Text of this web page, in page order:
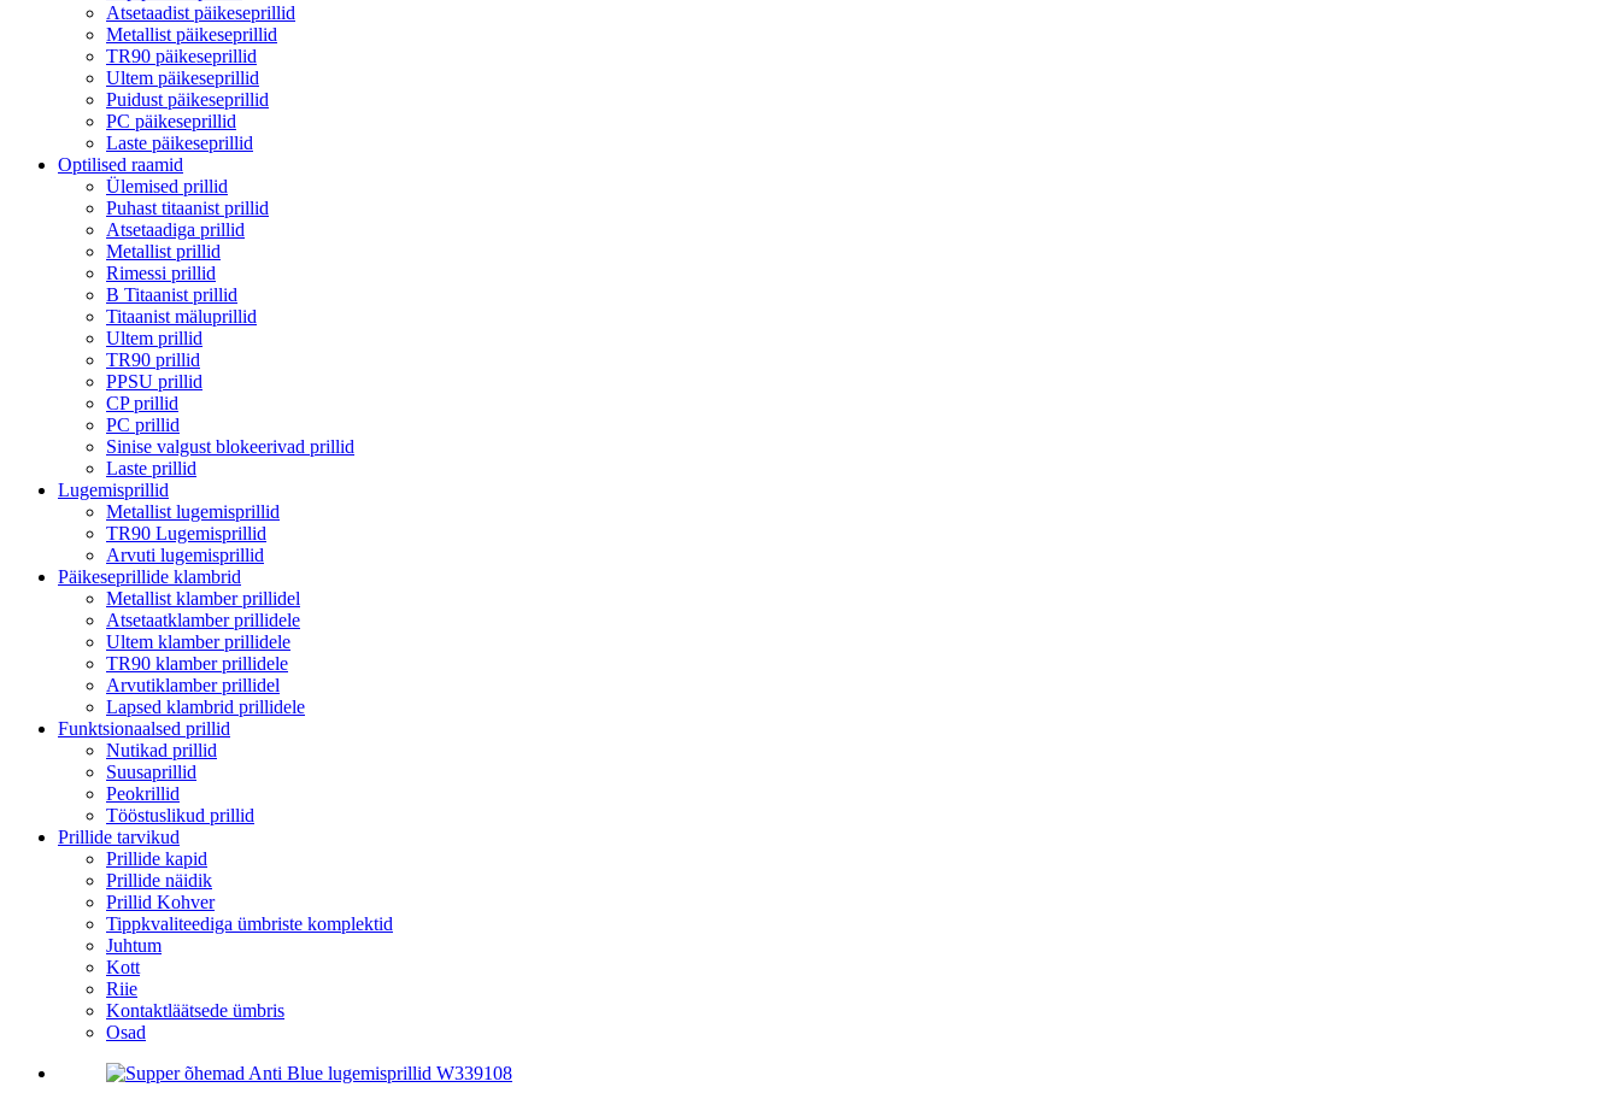
Atsetaadist päikeseprillid
Metallist päikeseprillid
TR90 päikeseprillid
Ultem päikeseprillid
Puidust päikeseprillid
PC päikeseprillid
Laste päikeseprillid
Optilised raamid
Ülemised prillid
Puhast titaanist prillid
Atsetaadiga prillid
Metallist prillid
Rimessi prillid
B Titaanist prillid
Titaanist mäluprillid
Ultem prillid
TR90 prillid
PPSU prillid
CP prillid
PC prillid
Sinise valgust blokeerivad prillid
Laste prillid
Lugemisprillid
Metallist lugemisprillid
TR90 Lugemisprillid
Arvuti lugemisprillid
Päikeseprillide klambrid
Metallist klamber prillidel
Atsetaatklamber prillidele
Ultem klamber prillidele
TR90 klamber prillidele
Arvutiklamber prillidel
Lapsed klambrid prillidele
Funktsionaalsed prillid
Nutikad prillid
Suusaprillid
Peokrillid
Tööstuslikud prillid
Prillide tarvikud
Prillide kapid
Prillide näidik
Prillid Kohver
Tippkvaliteediga ümbriste komplektid
Juhtum
Kott
Riie
Kontaktläätsede ümbris
Osad